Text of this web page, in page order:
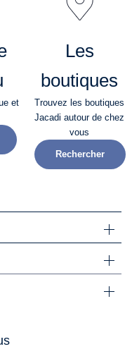
et
Les
boutiques
Trouvez les boutiques
Jacadi autour de chez
vous
Rechercher